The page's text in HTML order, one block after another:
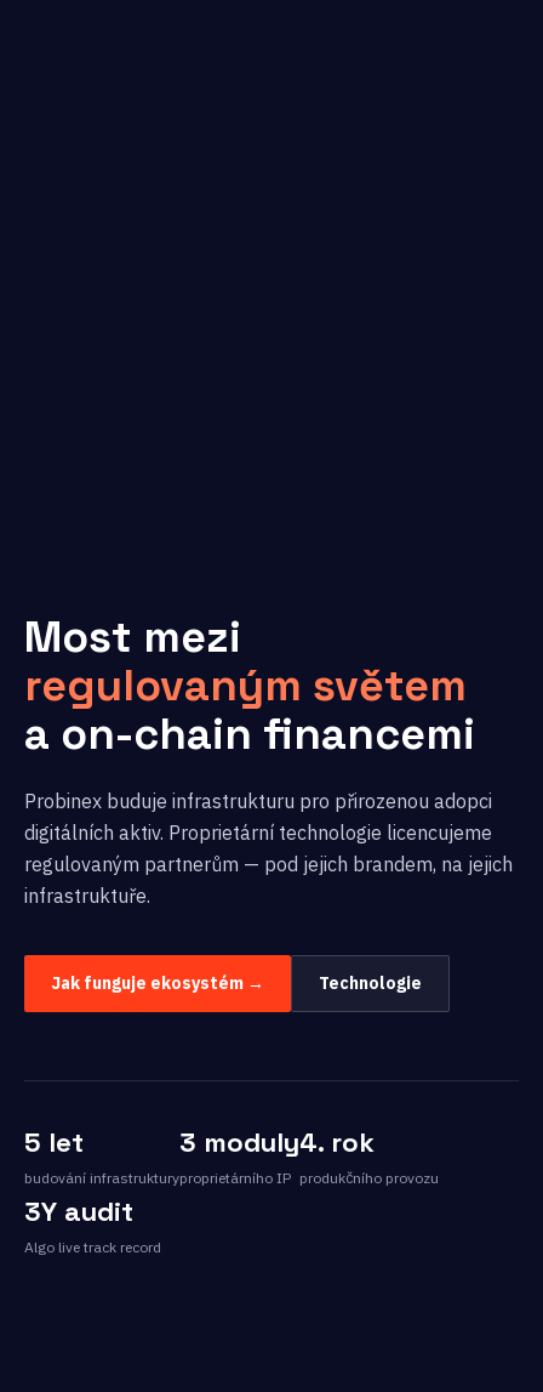
Most mezi
regulovaným světem
a on-chain financemi
Probinex buduje infrastrukturu pro přirozenou adopci
digitálních aktiv. Proprietární technologie licencujeme
regulovaným partnerům — pod jejich brandem, na jejich
infrastruktuře.
Jak funguje ekosystém → Technologie
5 let
budování infrastruktury
3 moduly
proprietárního IP
4. rok
produkčního provozu
3Y audit
Algo live track record